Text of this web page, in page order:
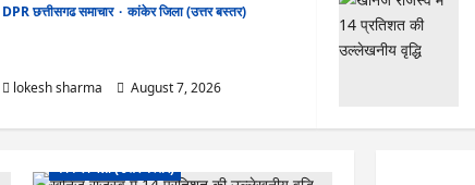
DPR छत्तीसगढ समाचार
कांकेर जिला (उत्तर बस्तर)
lokesh sharma
August 7, 2026
कांकेर जिला (उत्तर बस्तर)